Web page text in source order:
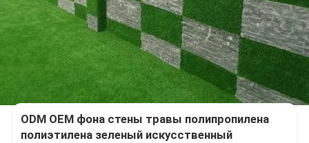
ODM OEM фона стены травы полипропилена
полиэтилена зеленый искусственный